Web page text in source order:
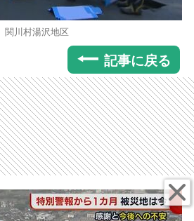
関川村湯沢地区
記事に戻る